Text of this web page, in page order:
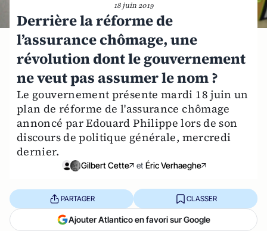
18 juin 2019
Derrière la réforme de
l’assurance chômage, une
révolution dont le gouvernement
ne veut pas assumer le nom ?
Le gouvernement présente mardi 18 juin un
plan de réforme de l'assurance chômage
annoncé par Edouard Philippe lors de son
discours de politique générale, mercredi
dernier.
Gilbert Cette et Éric Verhaeghe
PARTAGER CLASSER
Ajouter Atlantico en favori sur Google